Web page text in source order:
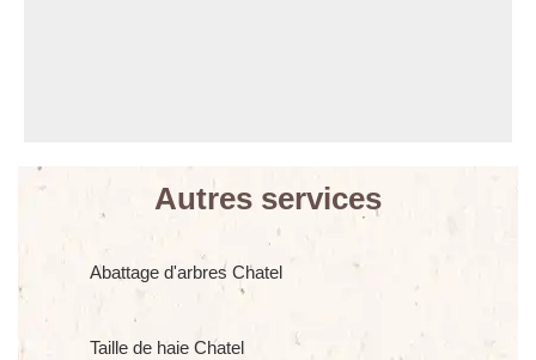
Autres services
Abattage d'arbres Chatel
Taille de haie Chatel